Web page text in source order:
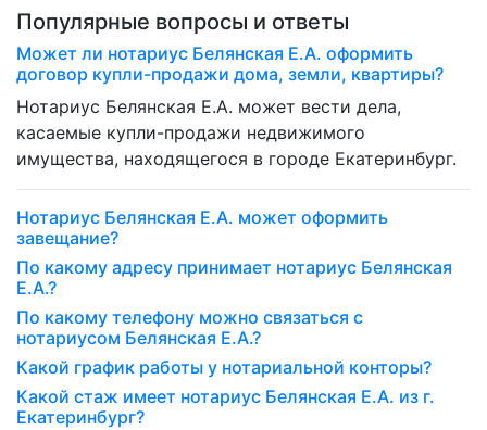
Популярные вопросы и ответы
Может ли нотариус Белянская Е.А. оформить
договор купли-продажи дома, земли, квартиры?
Нотариус Белянская Е.А. может вести дела,
касаемые купли-продажи недвижимого
имущества, находящегося в городе Екатеринбург.
Нотариус Белянская Е.А. может оформить
завещание?
По какому адресу принимает нотариус Белянская
Е.А.?
По какому телефону можно связаться с
нотариусом Белянская Е.А.?
Какой график работы у нотариальной конторы?
Какой стаж имеет нотариус Белянская Е.А. из г.
Екатеринбург?